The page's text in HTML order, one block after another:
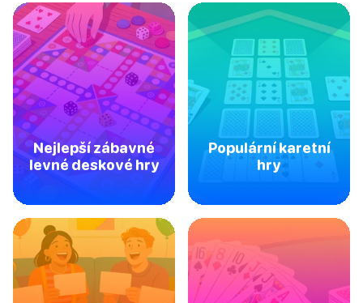
Nejlepší zábavné
levné deskové hry
Populární karetní
hry